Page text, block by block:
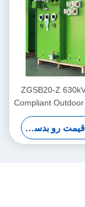
ZGSB20-Z
Compliant
Type Transformer برای توزیع
منبع برق
بهترین قیمت رو بدست بیار